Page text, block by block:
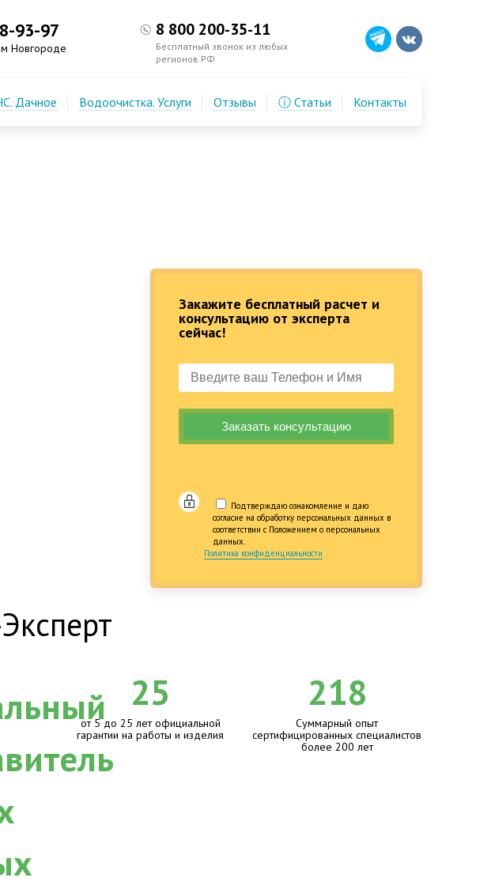
Закажите бесплатный расчет и
консультацию от эксперта
сейчас!
Подтверждаю ознакомление и даю
согласие на обработку персональных данных в
соответствии с Положением о персональных
данных.
Политика конфиденциальности
93-97
Новгороде
8 800 200-35-11
Бесплатный звонок из любых
регионов РФ
Дачное Водоочистка. Услуги Отзывы ⓘ Статьи Контакты
25
от 5 до 25 лет официальной
гарантии на работы и изделия
218
Суммарный опыт
сертифицированных специалистов
более 200 лет